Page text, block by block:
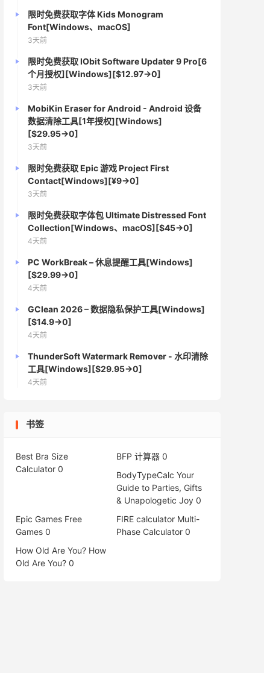
限时免费获取字体 Kids Monogram
Font[Windows、macOS]
3天前
限时免费获取 IObit Software Updater 9 Pro[6
个月授权][Windows][$12.97→0]
3天前
MobiKin Eraser for Android - Android 设备
数据清除工具[1年授权][Windows]
[$29.95→0]
3天前
限时免费获取 Epic 游戏 Project First
Contact[Windows][¥9→0]
3天前
限时免费获取字体包 Ultimate Distressed Font
Collection[Windows、macOS][$45→0]
4天前
PC WorkBreak – 休息提醒工具[Windows]
[$29.99→0]
4天前
GClean 2026 – 数据隐私保护工具[Windows]
[$14.9→0]
4天前
ThunderSoft Watermark Remover - 水印清除
工具[Windows][$29.95→0]
4天前
书签
Best Bra Size
Calculator 0
BFP 计算器 0
BodyTypeCalc Your
Guide to Parties, Gifts
& Unapologetic Joy 0
Epic Games Free
Games 0
FIRE calculator Multi-
Phase Calculator 0
How Old Are You? How
Old Are You? 0